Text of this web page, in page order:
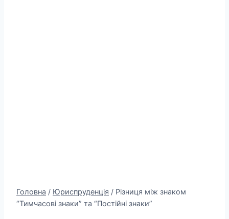
Головна / Юриспруденція / Різниця між знаком
“Тимчасові знаки” та “Постійні знаки”